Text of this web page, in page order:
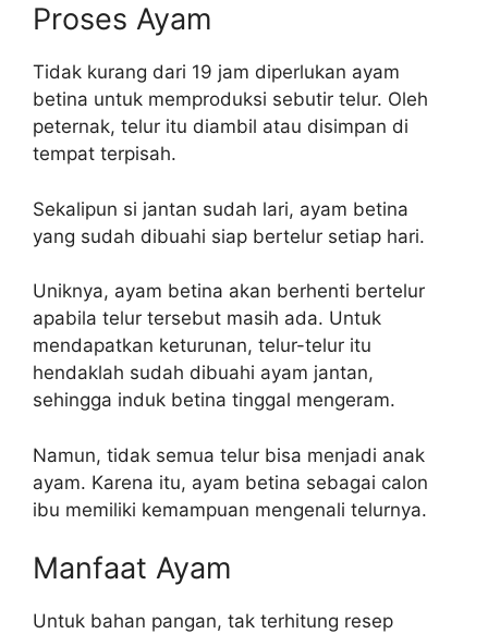
Proses Ayam
Tidak kurang dari 19 jam diperlukan ayam
betina untuk memproduksi sebutir telur. Oleh
peternak, telur itu diambil atau disimpan di
tempat terpisah.
Sekalipun si jantan sudah lari, ayam betina
yang sudah dibuahi siap bertelur setiap hari.
Uniknya, ayam betina akan berhenti bertelur
apabila telur tersebut masih ada. Untuk
mendapatkan keturunan, telur-telur itu
hendaklah sudah dibuahi ayam jantan,
sehingga induk betina tinggal mengeram.
Namun, tidak semua telur bisa menjadi anak
ayam. Karena itu, ayam betina sebagai calon
ibu memiliki kemampuan mengenali telurnya.
Manfaat Ayam
Untuk bahan pangan, tak terhitung resep